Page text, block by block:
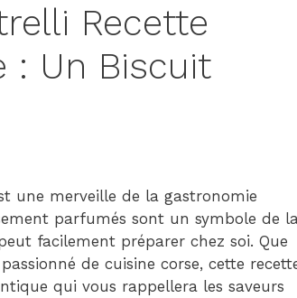
Recette
: Un Biscuit
une merveille de la gastronomie
parfumés sont un symbole de
facilement préparer chez soi. Que
de cuisine corse, cette
qui vous rappellera les saveurs